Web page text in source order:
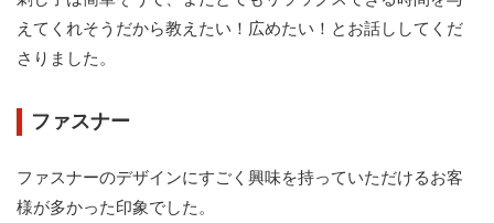
えてくれそうだから教えたい！広めたい！とお話ししてくだ
さりました。
ファスナー
ファスナーのデザインにすごく興味を持っていただけるお客
様が多かった印象でした。